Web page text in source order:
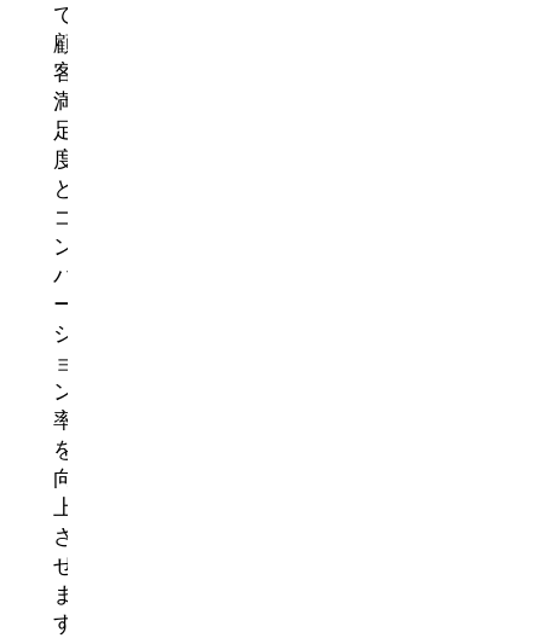
で、
顧
客
満
足
度
と
コ
ン
バ
ー
ジ
ョ
ン
率
を
向
上
さ
せ
ま
す。